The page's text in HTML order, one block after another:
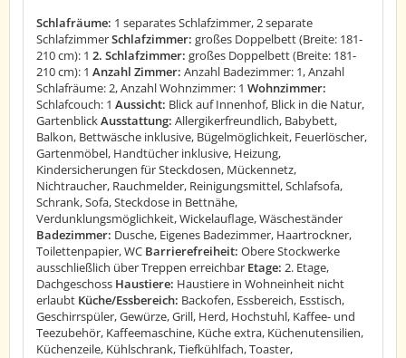
Schlafräume: 1 separates Schlafzimmer, 2 separate
SchlafzimmerSchlafzimmer: großes Doppelbett (Breite: 181-
210 cm): 1 2. Schlafzimmer: großes Doppelbett (Breite: 181-
210 cm): 1 Anzahl Zimmer: Anzahl Badezimmer: 1, Anzahl
Schlafräume: 2, Anzahl Wohnzimmer: 1 Wohnzimmer:
Schlafcouch: 1 Aussicht: Blick auf Innenhof, Blick in die Natur,
GartenblickAusstattung: Allergikerfreundlich, Babybett,
Balkon, Bettwäsche inklusive, Bügelmöglichkeit, Feuerlöscher,
Gartenmöbel, Handtücher inklusive, Heizung,
Kindersicherungen für Steckdosen, Mückennetz,
Nichtraucher, Rauchmelder, Reinigungsmittel, Schlafsofa,
Schrank, Sofa, Steckdose in Bettnähe,
Verdunklungsmöglichkeit, Wickelauflage, Wäscheständer
Badezimmer: Dusche, Eigenes Badezimmer, Haartrockner,
Toilettenpapier, WC Barrierefreiheit: Obere Stockwerke
ausschließlich über Treppen erreichbar Etage: 2. Etage,
Dachgeschoss Haustiere: Haustiere in Wohneinheit nicht
erlaubt Küche/Essbereich: Backofen, Essbereich, Esstisch,
Geschirrspüler, Gewürze, Grill, Herd, Hochstuhl, Kaffee- und
Teezubehör, Kaffeemaschine, Küche extra, Küchenutensilien,
Küchenzeile, Kühlschrank, Tiefkühlfach, Toaster,